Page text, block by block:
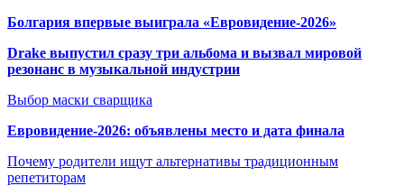
Болгария впервые выиграла «Евровидение-2026»
Drake выпустил сразу три альбома и вызвал мировой
резонанс в музыкальной индустрии
Выбор маски сварщика
Евровидение-2026: объявлены место и дата финала
Почему родители ищут альтернативы традиционным
репетиторам